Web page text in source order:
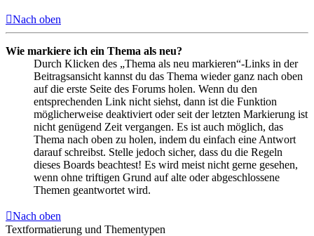
Nach oben
Wie markiere ich ein Thema als neu?
Durch Klicken des „Thema als neu markieren“-Links in der
Beitragsansicht kannst du das Thema wieder ganz nach oben
auf die erste Seite des Forums holen. Wenn du den
entsprechenden Link nicht siehst, dann ist die Funktion
möglicherweise deaktiviert oder seit der letzten Markierung ist
nicht genügend Zeit vergangen. Es ist auch möglich, das
Thema nach oben zu holen, indem du einfach eine Antwort
darauf schreibst. Stelle jedoch sicher, dass du die Regeln
dieses Boards beachtest! Es wird meist nicht gerne gesehen,
wenn ohne triftigen Grund auf alte oder abgeschlossene
Themen geantwortet wird.
Nach oben
Textformatierung und Thementypen